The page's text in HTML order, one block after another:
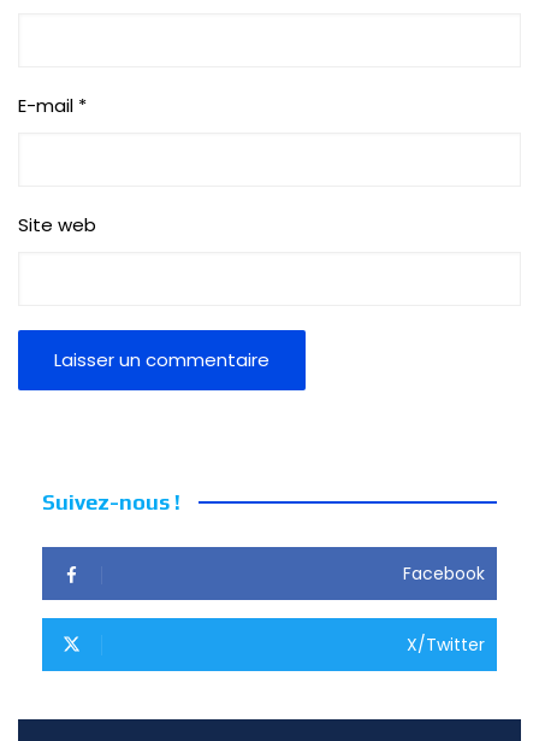
E-mail *
Site web
Suivez-nous !
Facebook
X/Twitter